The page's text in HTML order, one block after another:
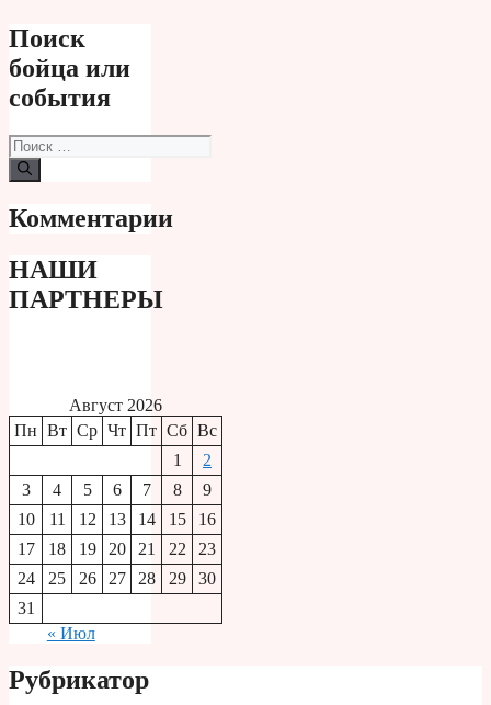
Поиск
бойца или
события
Поиск:
Комментарии
НАШИ
ПАРТНЕРЫ
Август 2026
Пн Вт Ср Чт Пт Сб Вс
1
2
3
4 5 6 7 8
9
10
11 12 13 14 15
16
17
18 19 20 21 22
23
24
25 26 27 28 29
30
31
« Июл
Рубрикатор